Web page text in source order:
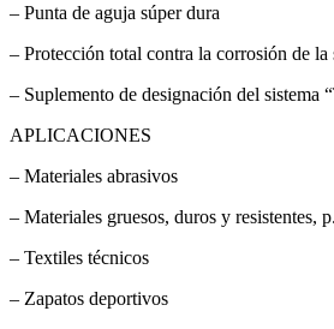
– Punta de aguja súper dura
– Protección total contra la corrosión de la
– Suplemento de designación del sistema
APLICACIONES
– Materiales abrasivos
– Materiales gruesos, duros y resistentes,
– Textiles técnicos
– Zapatos deportivos